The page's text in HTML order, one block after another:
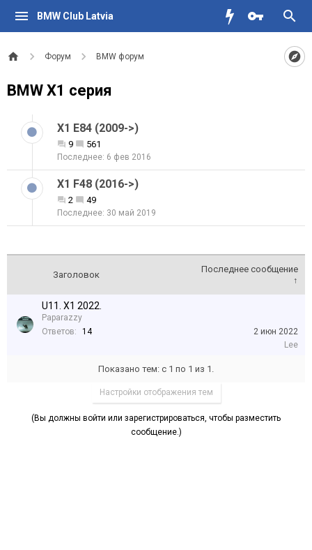
BMW Club Latvia
Форум BMW форум
BMW X1 серия
X1 E84 (2009->)
9 561
6 фев 2016
X1 F48 (2016->)
2 49
30 май 2019
Заголовок
Последнее сообщение
↑
U11. X1 2022.
Paparazzy
Ответов:
14
2 июн 2022
Lee
Показано тем: с 1 по 1 из 1.
Настройки отображения тем
(Вы должны войти или зарегистрироваться, чтобы разместить
сообщение.)